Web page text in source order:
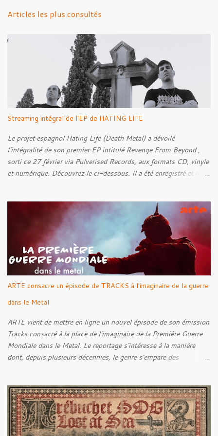
Articles les plus consultés
Streaming intégral de l'EP de HATING LIFE
Le projet espagnol Hating Life (Death Metal) a dévoilé
l'intégralité de son premier EP intitulé Revenge From Beyond ,
sorti ce 27 février via Pulverised Records, aux formats CD, vinyle
et numérique. Découvrez le ci-dessous. Il a été enregistré et mixé
Rebellion Against The Vile 05. Revenge From Beyond 06. The
Sense Of Fear
ARTE consacre un épisode de TRACKS à l'imaginaire de la guerre
dans le Metal
ARTE vient de mettre en ligne un nouvel épisode de son émission
Tracks consacré à la place de l'imaginaire de la Première Guerre
Mondiale dans le Metal. Le reportage s'intéresse à la manière
dont, depuis plusieurs décennies, le genre s'empare des
cette réflexion, Tracks est allé à la rencontre de Noise (
Kanonenfieber ) et de Dmytro Kumar ( 1914 ), qui reviennent sur
leur intérêt pour la Première Guerre mondiale. Le documentaire
donne également la parole au producteur Kristian "Kohle"